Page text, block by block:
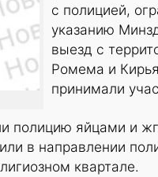
с полицией,
указанию
выезд с
Ромема и
принимали
полицию яйцами и
в направлении
квартале.